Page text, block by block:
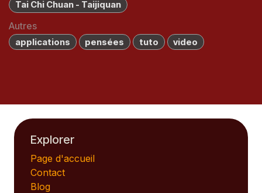
Tai Chi Chuan - Taijiquan
Autres
applications pensées tuto video
Explorer
Page d'accueil
Contact
Blog